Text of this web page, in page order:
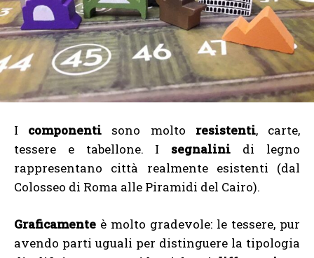
I componenti sono molto resistenti, carte,
tessere e tabellone. I segnalini di legno
rappresentano città realmente esistenti (dal
Colosseo di Roma alle Piramidi del Cairo).
Graficamente è molto gradevole: le tessere, pur
avendo parti uguali per distinguere la tipologia